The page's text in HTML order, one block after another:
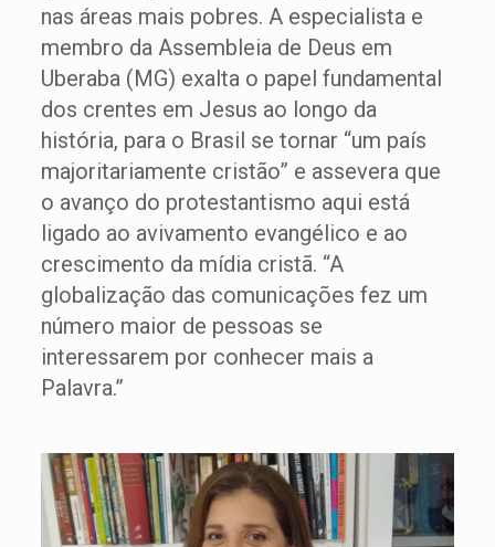
nas áreas mais pobres. A especialista e
membro da Assembleia de Deus em
Uberaba (MG) exalta o papel fundamental
dos crentes em Jesus ao longo da
história, para o Brasil se tornar “um país
majoritariamente cristão” e assevera que
o avanço do protestantismo aqui está
ligado ao avivamento evangélico e ao
crescimento da mídia cristã. “A
globalização das comunicações fez um
número maior de pessoas se
interessarem por conhecer mais a
Palavra.”